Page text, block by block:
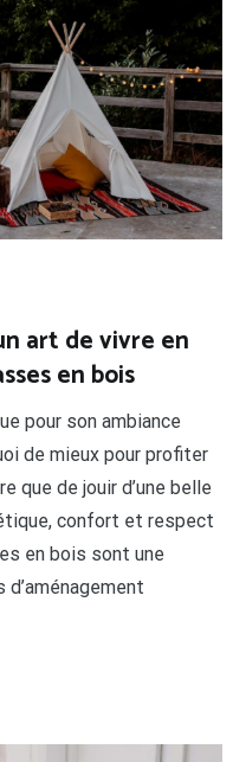
art de vivre en
en bois
pour son ambiance
de mieux pour profiter
que de jouir d’une belle
confort et respect
en bois sont une